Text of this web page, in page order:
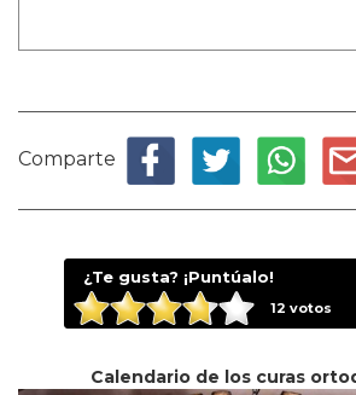
Comparte
¿Te gusta? ¡Puntúalo!
12 votos
Calendario de los curas